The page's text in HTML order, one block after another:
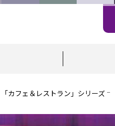
「カフェ＆レストラン」シリーズ